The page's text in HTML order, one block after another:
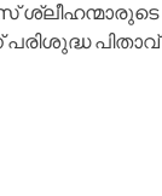
പരിശുദ്ധ